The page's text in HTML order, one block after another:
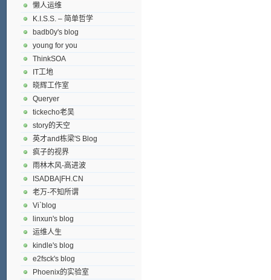
懒人运维
K.I.S.S. – 简单哲学
badb0y's blog
young for you
ThinkSOA
IT工地
晓辉工作室
Queryer
tickecho老吴
story的天空
英才and栋梁'S Blog
疯子的视界
雨林木风-高进波
ISADBA|FH.CN
老万-不知所谓
Vi`blog
linxun's blog
运维人生
kindle's blog
e2fsck's blog
Phoenix的实验室